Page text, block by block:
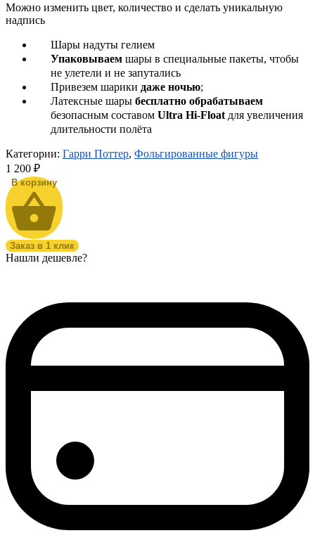
Можно изменить цвет, количество и сделать уникальную
надпись
Шары надуты гелием
Упаковываем шары в специальные пакеты, чтобы
не улетели и не запутались
Привезем шарики даже ночью;
Латексные шары бесплатно обрабатываем
безопасным составом Ultra Hi-Float для увеличения
длительности полёта
Категории: Гарри Поттер, Фольгированные фигуры
1 200 ₽
Заказ в 1 клик
Нашли дешевле?